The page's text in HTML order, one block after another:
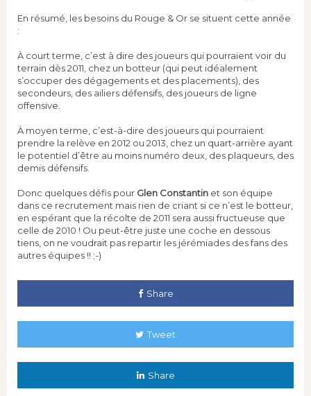
En résumé, les besoins du Rouge & Or se situent cette année
:
À court terme, c’est à dire des joueurs qui pourraient voir du
terrain dès 2011, chez un botteur (qui peut idéalement
s’occuper des dégagements et des placements), des
secondeurs, des ailiers défensifs, des joueurs de ligne
offensive.
À moyen terme, c’est-à-dire des joueurs qui pourraient
prendre la relève en 2012 ou 2013, chez un quart-arrière ayant
le potentiel d’être au moins numéro deux, des plaqueurs, des
demis défensifs.
Donc quelques défis pour Glen Constantin et son équipe
dans ce recrutement mais rien de criant si ce n’est le botteur,
en espérant que la récolte de 2011 sera aussi fructueuse que
celle de 2010 ! Ou peut-être juste une coche en dessous
tiens, on ne voudrait pas repartir les jérémiades des fans des
autres équipes !! ;-)
Share
Tweet
Share